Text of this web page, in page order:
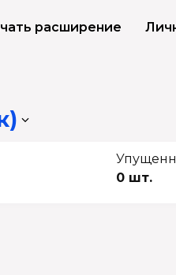
расширение
0 шт.